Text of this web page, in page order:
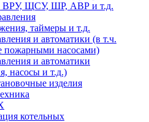
ЩСУ, ШР, АВР и т.д.
таймеры и т.д.
и автоматики (в т.ч.
пожарными насосами)
и автоматики
насосы и т.д.)
изделия
котельных